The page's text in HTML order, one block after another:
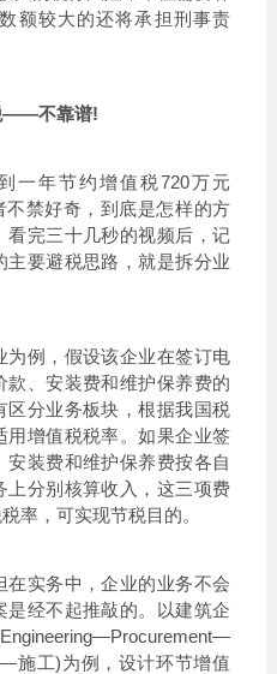
额较大的还将承担刑事责
——不靠谱!
年节约增值税720万元
不禁好奇，到底是怎样的方
完三十几秒的视频后，记
要避税思路，就是拆分业
例，假设该企业在签订电
、安装费和维护保养费的
区分业务板块，根据我国税
增值税税率。如果企业签
装费和维护保养费按各自
分别核算收入，这三项费
率，可实现节税目的。
实务中，企业的业务不会
经不起推敲的。以建筑企
施工)为例，设计环节增值